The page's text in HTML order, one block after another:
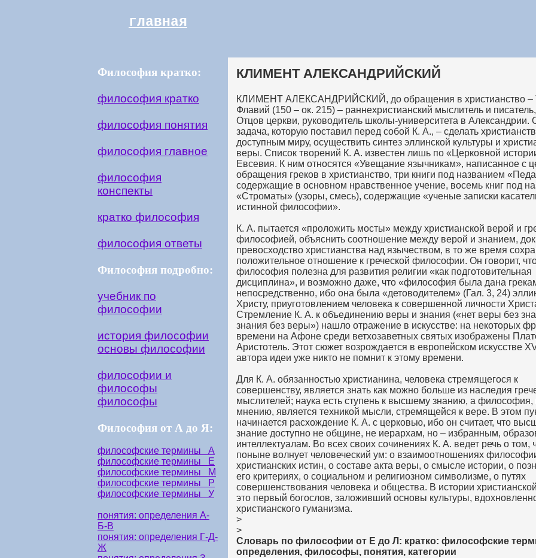
главная
Философия кратко:
философия кратко
философия понятия
философия главное
философия
конспекты
кратко философия
философия ответы
Философия подробно:
учебник по
философии
история философии
основы философии
философии и
философы
философы
Философия от А до Я:
философские термины А
философские термины Е
философские термины М
философские термины Р
философские термины У
понятия: определения А-
Б-В
понятия: определения Г-Д-
Ж
КЛИМЕНТ АЛЕКСАНДРИЙСКИЙ
КЛИМЕНТ АЛЕКСАНДРИЙСКИЙ, до обращения в христианство –
Флавий (150 – ок. 215) – раннехристианский мыслитель и
Отцов церкви, руководитель школы-университета в Александрии.
задача, которую поставил перед собой К. А., – сделать
доступным миру, осуществить синтез эллинской культуры и
веры. Список творений К. А. известен лишь по «Церковной
Евсевия. К ним относятся «Увещание язычникам», написанное с
обращения греков в христианство, три книги под названием
содержащие в основном нравственное учение, восемь книг под
«Строматы» (узоры, смесь), содержащие «ученые записки
истинной философии».
К. А. пытается «проложить мосты» между христианской верой и
философией, объяснить соотношение между верой и знанием,
превосходство христианства над язычеством, в то же время
положительное отношение к греческой философии. Он говорит,
философия полезна для развития религии «как подготовительная
дисциплина», и возможно даже, что «философия была дана
непосредственно, ибо она была «детоводителем» (Гал. 3, 24)
Христу, приуготовлением человека к совершенной личности
Стремление К. А. к объединению веры и знания («нет веры без
знания без веры») нашло отражение в искусстве: на некоторых
времени на Афоне среди ветхозаветных святых изображены
Аристотель. Этот сюжет возрождается в европейском искусстве
автора идеи уже никто не помнит к этому времени.
Для К. А. обязанностью христианина, человека стремящегося к
совершенству, является знать как можно больше из наследия
мыслителей; наука есть ступень к высшему знанию, а философия,
мнению, является техникой мысли, стремящейся к вере. В этом
начинается расхождение К. А. с церковью, ибо он считает, что
знание доступно не общине, не иерархам, но – избранным,
интеллектуалам. Во всех своих сочинениях К. А. ведет речь о том,
поныне волнует человеческий ум: о взаимоотношениях
христианских истин, о составе акта веры, о смысле истории, о
его критериях, о социальном и религиозном символизме, о путях
совершенствования человека и общества. В истории
это первый богослов, заложивший основы культуры,
христианского гуманизма.
>
>
Словарь по философии от Е до Л: кратко: философские
определения, философы, понятия, категории